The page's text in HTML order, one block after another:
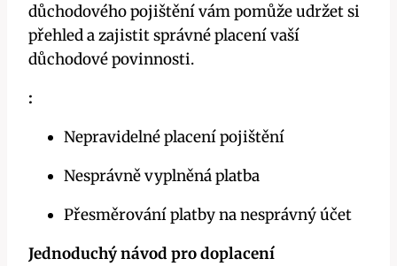
důchodového pojištění vám pomůže udržet si
přehled a zajistit správné placení vaší
důchodové povinnosti.
:
Nepravidelné placení pojištění
Nesprávně vyplněná platba
Přesměrování platby na nesprávný účet
Jednoduchý návod pro doplacení